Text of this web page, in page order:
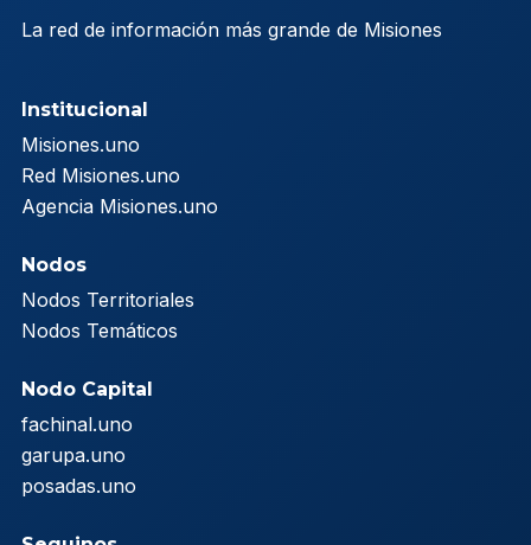
La red de información más grande de Misiones
Institucional
Misiones.uno
Red Misiones.uno
Agencia Misiones.uno
Nodos
Nodos Territoriales
Nodos Temáticos
Nodo Capital
fachinal.uno
garupa.uno
posadas.uno